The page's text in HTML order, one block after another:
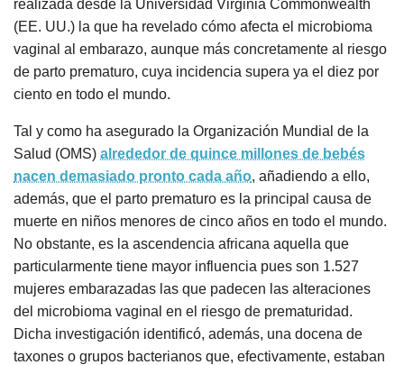
realizada desde la Universidad Virginia Commonwealth
(EE. UU.) la que ha revelado cómo afecta el microbioma
vaginal al embarazo, aunque más concretamente al riesgo
de parto prematuro, cuya incidencia supera ya el diez por
ciento en todo el mundo.
Tal y como ha asegurado la Organización Mundial de la
Salud (OMS) alrededor de quince millones de bebés
nacen demasiado pronto cada año, añadiendo a ello,
además, que el parto prematuro es la principal causa de
muerte en niños menores de cinco años en todo el mundo.
No obstante, es la ascendencia africana aquella que
particularmente tiene mayor influencia pues son 1.527
mujeres embarazadas las que padecen las alteraciones
del microbioma vaginal en el riesgo de prematuridad.
Dicha investigación identificó, además, una docena de
taxones o grupos bacterianos que, efectivamente, estaban